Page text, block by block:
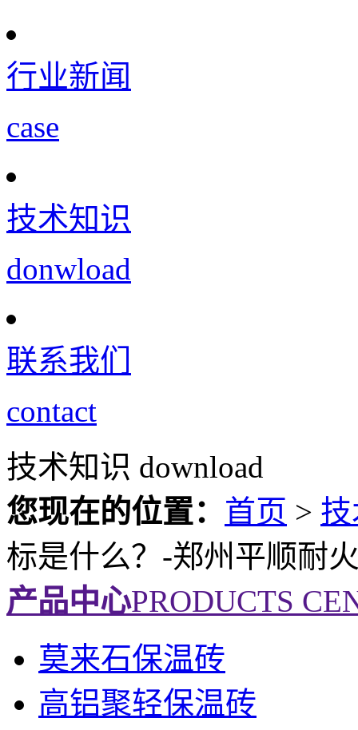
行业新闻
case
技术知识
donwload
联系我们
contact
技术知识 download
您现在的位置： 首页 >
标是什么？-郑州平顺耐
产品中心PRODUCTS
莫来石保温砖
高铝聚轻保温砖